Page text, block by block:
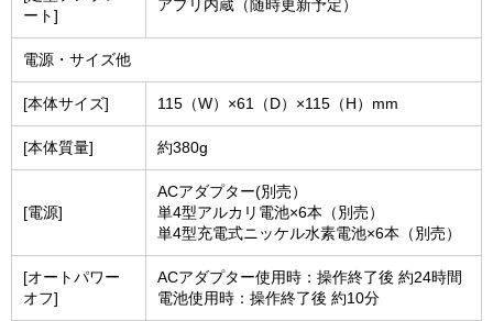
ート]
アプリ内蔵（随時更新予定）
電源・サイズ他
[本体サイズ] 115（W）×61（D）×115（H）mm
[本体質量] 約380g
[電源]
ACアダプター(別売）
単4型アルカリ電池×6本（別売）
単4型充電式ニッケル水素電池×6本（別売）
[オートパワー
オフ]
ACアダプター使用時：操作終了後 約24時間
電池使用時：操作終了後 約10分